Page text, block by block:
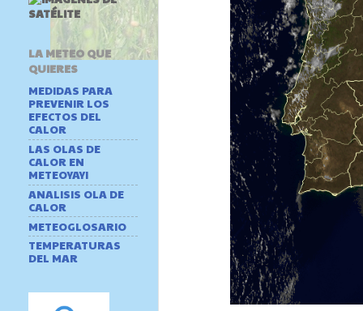
LA METEO QUE
QUIERES
MEDIDAS PARA
PREVENIR LOS
EFECTOS DEL
CALOR
LAS OLAS DE
CALOR EN
METEOYAYI
ANALISIS OLA DE
CALOR
METEOGLOSARIO
TEMPERATURAS
DEL MAR